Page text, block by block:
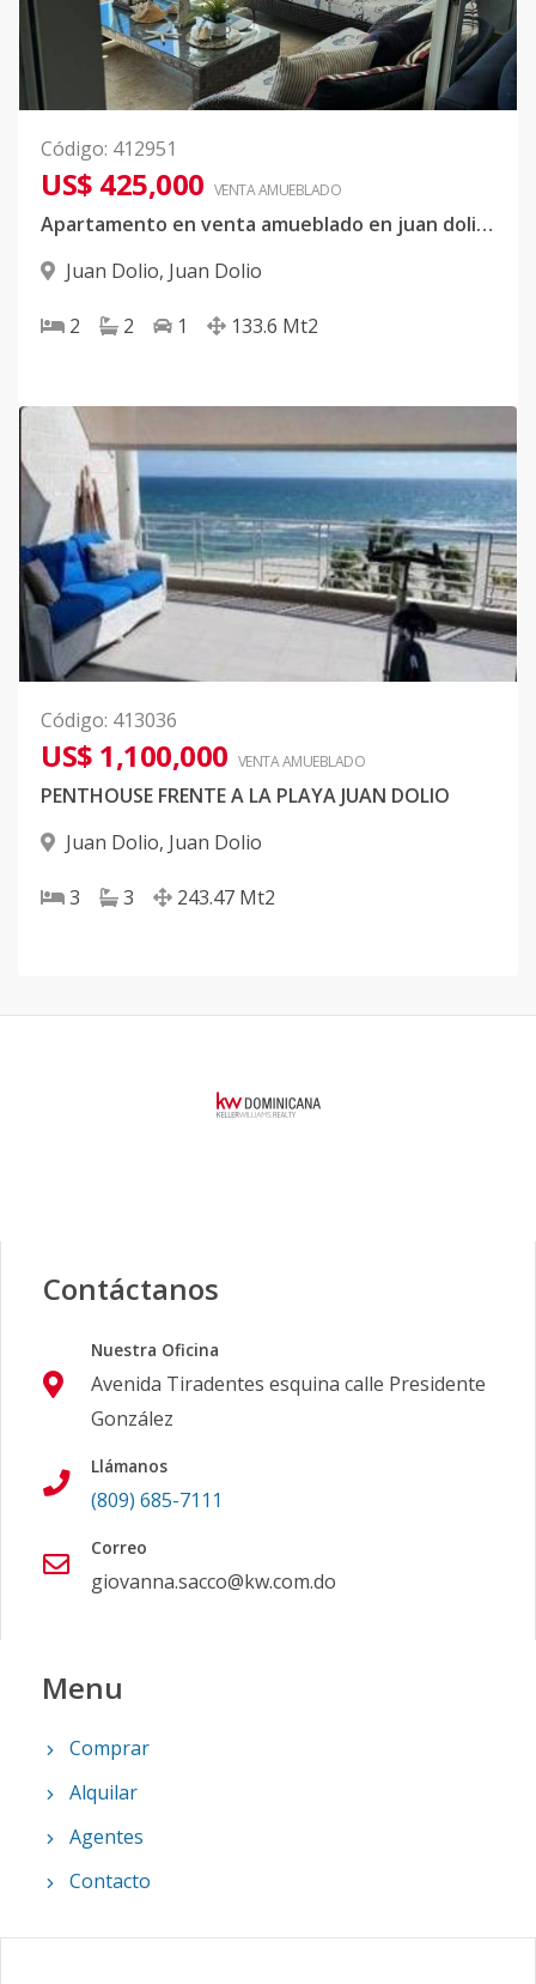
Código: 412951
US$ 425,000 VENTA AMUEBLADO
Apartamento en venta amueblado en juan dolio frente a la playa
Juan Dolio, Juan Dolio
2 2 1 133.6 Mt2
Código: 413036
US$ 1,100,000 VENTA AMUEBLADO
PENTHOUSE FRENTE A LA PLAYA JUAN DOLIO
Juan Dolio, Juan Dolio
3 3 243.47 Mt2
Contáctanos
Nuestra Oficina
Avenida Tiradentes esquina calle Presidente
González
Llámanos
(809) 685-7111
Correo
giovanna.sacco@kw.com.do
Menu
Comprar
Alquilar
Agentes
Contacto